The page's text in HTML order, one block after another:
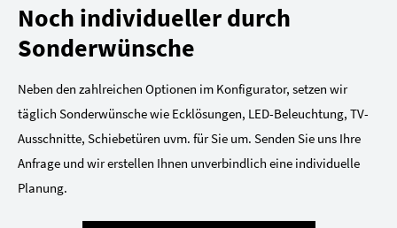
Noch individueller durch
Sonderwünsche
Neben den zahlreichen Optionen im Konfigurator, setzen wir
täglich Sonderwünsche wie Ecklösungen, LED-Beleuchtung, TV-
Ausschnitte, Schiebetüren uvm. für Sie um. Senden Sie uns Ihre
Anfrage und wir erstellen Ihnen unverbindlich eine individuelle
Planung.